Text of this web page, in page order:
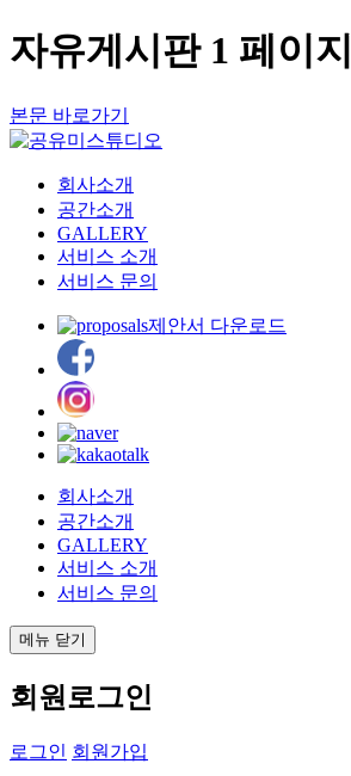
자유게시판 1 페이지
본문 바로가기
회사소개
공간소개
GALLERY
서비스 소개
서비스 문의
제안서 다운로드
회사소개
공간소개
GALLERY
서비스 소개
서비스 문의
메뉴 닫기
회원로그인
로그인 회원가입